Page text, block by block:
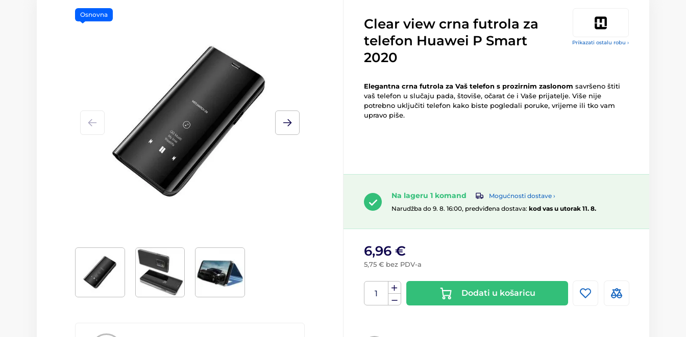
Prikazati ostalu robu ›
Osnovna
Clear view crna futrola za
telefon Huawei P Smart
2020
Elegantna crna futrola za Vaš telefon s prozirnim zaslonom savršeno štiti
vaš telefon u slučaju pada, štoviše, očarat će i Vaše prijatelje. Više nije
potrebno uključiti telefon kako biste pogledali poruke, vrijeme ili tko vam
upravo piše.
Na lageru 1 komand
Mogućnosti dostave ›
Narudžba do 9. 8. 16:00, predviđena dostava: kod vas u utorak 11. 8.
6,96 €
5,75 € bez PDV-a
Dodati u košaricu